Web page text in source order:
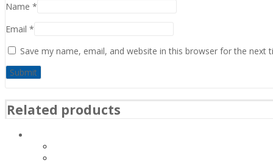
Name *
Email *
Save my name, email, and website in this browser for the next
Related products